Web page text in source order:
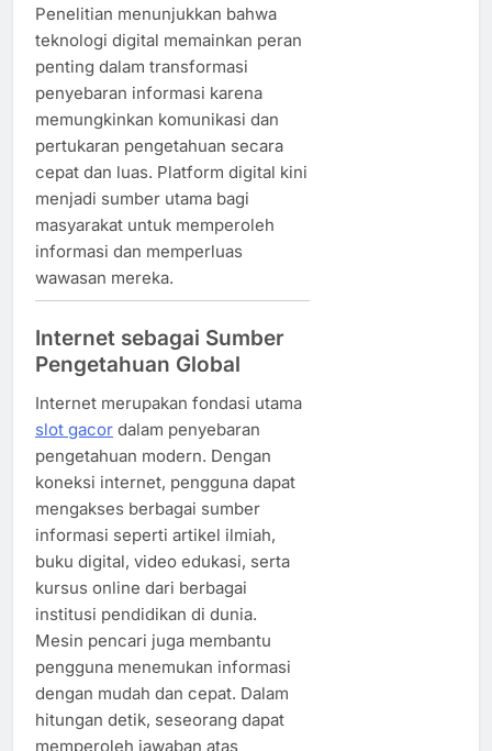
Penelitian menunjukkan bahwa
teknologi digital memainkan peran
penting dalam transformasi
penyebaran informasi karena
memungkinkan komunikasi dan
pertukaran pengetahuan secara
cepat dan luas. Platform digital kini
menjadi sumber utama bagi
masyarakat untuk memperoleh
informasi dan memperluas
wawasan mereka.
Internet sebagai Sumber
Pengetahuan Global
Internet merupakan fondasi utama
slot gacor dalam penyebaran
pengetahuan modern. Dengan
koneksi internet, pengguna dapat
mengakses berbagai sumber
informasi seperti artikel ilmiah,
buku digital, video edukasi, serta
kursus online dari berbagai
institusi pendidikan di dunia.
Mesin pencari juga membantu
pengguna menemukan informasi
dengan mudah dan cepat. Dalam
hitungan detik, seseorang dapat
memperoleh jawaban atas